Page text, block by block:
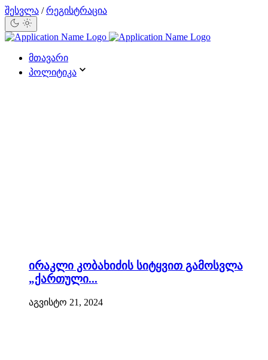
შესვლა / რეგისტრაცია
მთავარი
პოლიტიკა
ირაკლი კობახიძის სიტყვით გამოსვლა
„ქართული...
აგვისტო 21, 2024